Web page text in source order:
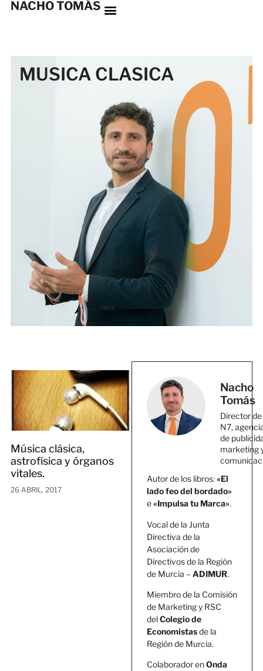
NACHO TOMÁS
MUSICA CLASICA
Música clásica,
astrofísica y órganos
vitales.
26 ABRIL, 2017
Nacho
Tomás
Director de
N7,
de
marketing
Autor de los libros:«El
lado feo del bordado»
e«Impulsa tu Marca».
Vocal de la Junta
Directiva de la
Asociación de
Directivos de la Región
de Murcia – ADIMUR.
Miembro de la Comisión
de Marketing y RSC
delColegio de
Economistasde la
Región de Murcia.
Colaborador enOnda